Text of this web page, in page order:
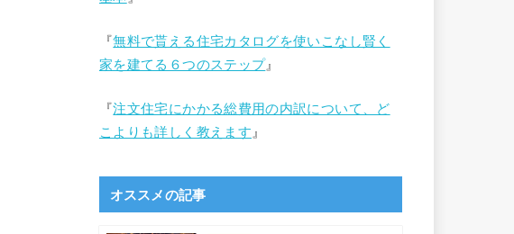
『無料で貰える住宅カタログを使いこなし賢く
家を建てる６つのステップ』
『注文住宅にかかる総費用の内訳について、ど
こよりも詳しく教えます 』
オススメの記事